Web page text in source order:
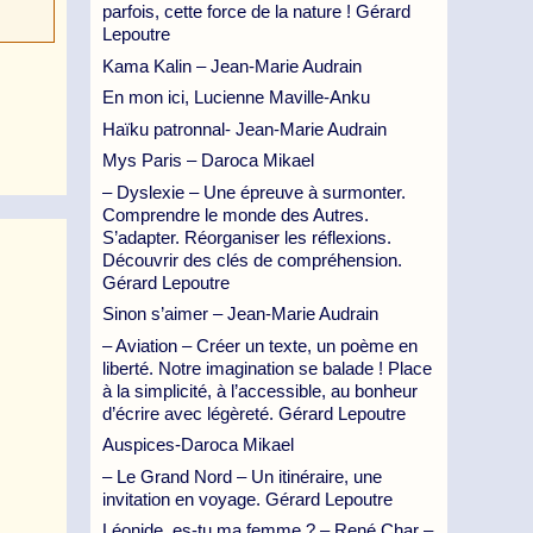
parfois, cette force de la nature ! Gérard
Lepoutre
Kama Kalin – Jean-Marie Audrain
En mon ici, Lucienne Maville-Anku
Haïku patronnal- Jean-Marie Audrain
Mys Paris – Daroca Mikael
– Dyslexie – Une épreuve à surmonter.
Comprendre le monde des Autres.
S’adapter. Réorganiser les réflexions.
Découvrir des clés de compréhension.
Gérard Lepoutre
Sinon s’aimer – Jean-Marie Audrain
– Aviation – Créer un texte, un poème en
liberté. Notre imagination se balade ! Place
à la simplicité, à l’accessible, au bonheur
d’écrire avec légèreté. Gérard Lepoutre
Auspices-Daroca Mikael
– Le Grand Nord – Un itinéraire, une
invitation en voyage. Gérard Lepoutre